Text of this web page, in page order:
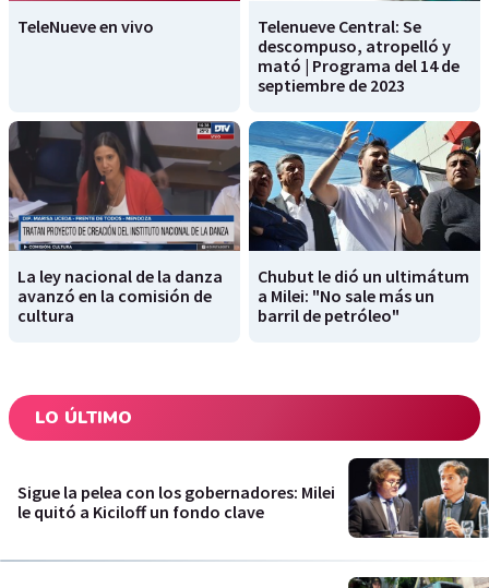
TeleNueve en vivo
Telenueve Central: Se
descompuso, atropelló y
mató | Programa del 14 de
septiembre de 2023
La ley nacional de la danza
avanzó en la comisión de
cultura
Chubut le dió un ultimátum
a Milei: "No sale más un
barril de petróleo"
LO ÚLTIMO
Sigue la pelea con los gobernadores: Milei
le quitó a Kiciloff un fondo clave